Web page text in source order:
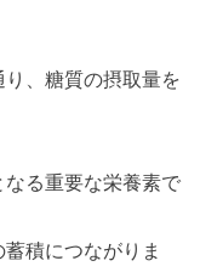
、糖質の摂取量を
る重要な栄養素で
積につながりま